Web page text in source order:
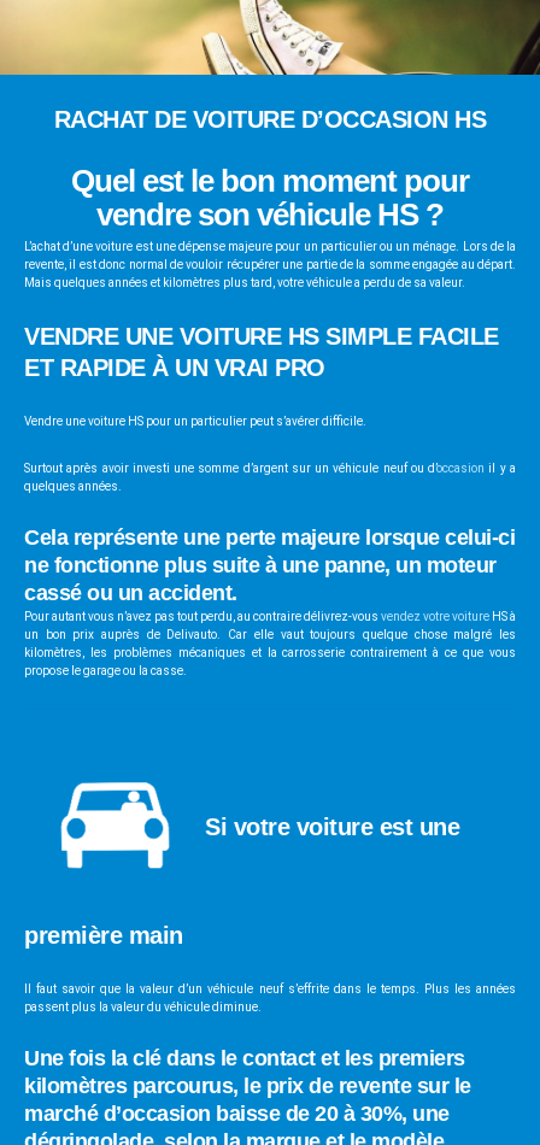
RACHAT DE VOITURE D’OCCASION HS
Quel est le bon moment pour
vendre son véhicule HS ?
L’achat d’une voiture est une dépense majeure pour un particulier ou un ménage. Lors de la
revente, il est donc normal de vouloir récupérer une partie de la somme engagée au départ.
Mais quelques années et kilomètres plus tard, votre véhicule a perdu de sa valeur.
VENDRE UNE VOITURE HS SIMPLE FACILE
ET RAPIDE À UN VRAI PRO
Vendre une voiture HS pour un particulier peut s’avérer difficile.
Surtout après avoir investi une somme d’argent sur un véhicule neuf ou d’occasion il y a
quelques années.
Cela représente une perte majeure lorsque celui-ci
ne fonctionne plus suite à une panne, un moteur
cassé ou un accident.
Pour autant vous n’avez pas tout perdu, au contraire délivrez-vous vendez votre voiture HS à
un bon prix auprès de Delivauto. Car elle vaut toujours quelque chose malgré les
kilomètres, les problèmes mécaniques et la carrosserie contrairement à ce que vous
propose le garage ou la casse.
Si votre voiture est une
première main
Il faut savoir que la valeur d’un véhicule neuf s’effrite dans le temps. Plus les années
passent plus la valeur du véhicule diminue.
Une fois la clé dans le contact et les premiers
kilomètres parcourus, le prix de revente sur le
marché d’occasion baisse de 20 à 30%, une